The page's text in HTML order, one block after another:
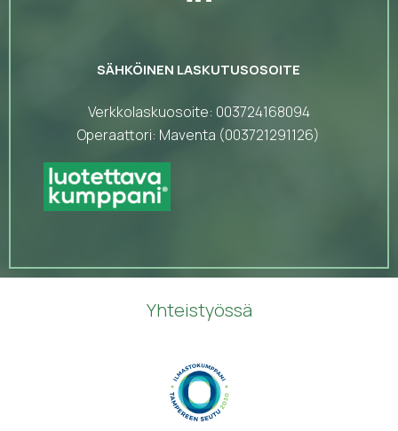
SÄHKÖINEN LASKUTUSOSOITE
Verkkolaskuosoite: 003724168094
Operaattori: Maventa (003721291126)
Yhteistyössä